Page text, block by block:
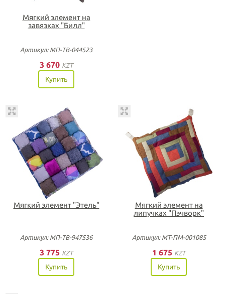
Мягкий элемент на
завязках "Билл"
Артикул: МП-ТВ-044523
3 670 KZT
Купить
Мягкий элемент "Этель"
Артикул: МП-ТВ-947536
3 775 KZT
Купить
Мягкий элемент на
липучках "Пэчворк"
Артикул: МТ-ПМ-001085
1 675 KZT
Купить